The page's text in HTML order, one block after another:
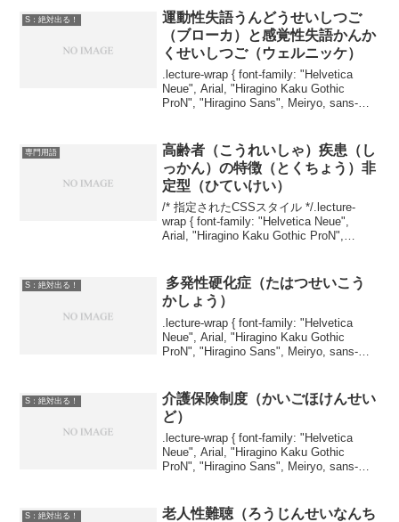
S：絶対出る！
運動性失語うんどうせいしつご
（ブローカ）と感覚性失語かんか
くせいしつご（ウェルニッケ）
.lecture-wrap { font-family: "Helvetica
Neue", Arial, "Hiragino Kaku Gothic
ProN", "Hiragino Sans", Meiryo, sans-
専門用語
高齢者（こうれいしゃ）疾患（し
っかん）の特徴（とくちょう）非
定型（ひていけい）
/* 指定されたCSSスタイル */.lecture-
wrap { font-family: "Helvetica Neue",
Arial, "Hiragino Kaku Gothic ProN",
S：絶対出る！
多発性硬化症（たはつせいこう
かしょう）
.lecture-wrap { font-family: "Helvetica
Neue", Arial, "Hiragino Kaku Gothic
ProN", "Hiragino Sans", Meiryo, sans-
S：絶対出る！
介護保険制度（かいごほけんせい
ど）
.lecture-wrap { font-family: "Helvetica
Neue", Arial, "Hiragino Kaku Gothic
ProN", "Hiragino Sans", Meiryo, sans-
S：絶対出る！
老人性難聴（ろうじんせいなんち